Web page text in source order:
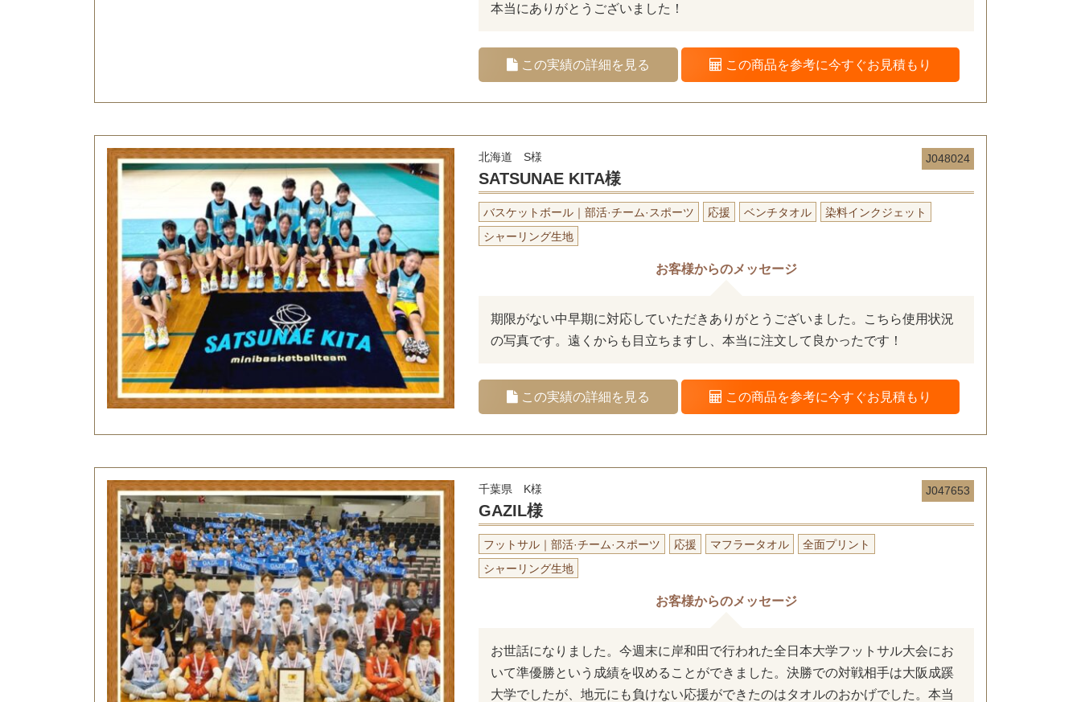
本当にありがとうございました！
この実績の詳細を見る この商品を参考に今すぐお見積もり
J048024
北海道 S様
SATSUNAE KITA様
バスケットボール｜部活·チーム·スポーツ 応援 ベンチタオル
染料インクジェット
シャーリング生地
お客様からのメッセージ
期限がない中早期に対応していただきありがとうございました。こちら使用状況
の写真です。遠くからも目立ちますし、本当に注文して良かったです！
この実績の詳細を見る この商品を参考に今すぐお見積もり
J047653
千葉県 K様
GAZIL様
フットサル｜部活·チーム·スポーツ 応援 マフラータオル
全面プリント
シャーリング生地
お客様からのメッセージ
お世話になりました。今週末に岸和田で行われた全日本大学フットサル大会にお
いて準優勝という成績を収めることができました。決勝での対戦相手は大阪成蹊
大学でしたが、地元にも負けない応援ができたのはタオルのおかげでした。本当